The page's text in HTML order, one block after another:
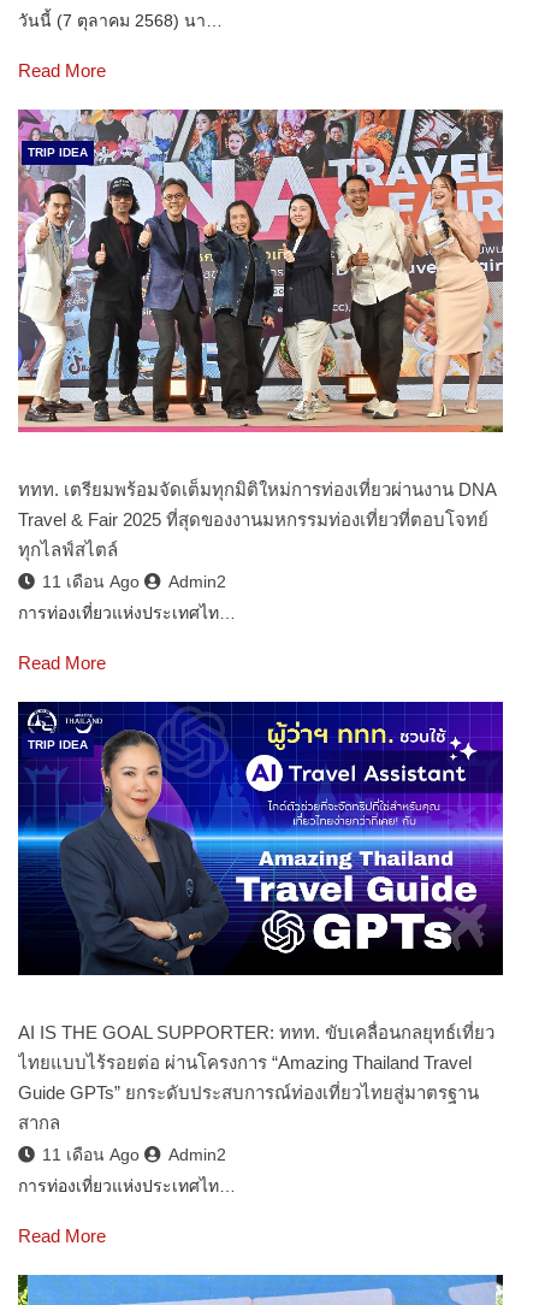
วันนี้ (7 ตุลาคม 2568) นา…
Read More
TRIP IDEA
ททท. เตรียมพร้อมจัดเต็มทุกมิติใหม่การท่องเที่ยวผ่านงาน DNA
Travel & Fair 2025 ที่สุดของงานมหกรรมท่องเที่ยวที่ตอบโจทย์
ทุกไลฟ์สไตล์
11 เดือน Ago
Admin2
การท่องเที่ยวแห่งประเทศไท…
Read More
TRIP IDEA
AI IS THE GOAL SUPPORTER: ททท. ขับเคลื่อนกลยุทธ์เที่ยว
ไทยแบบไร้รอยต่อ ผ่านโครงการ “Amazing Thailand Travel
Guide GPTs” ยกระดับประสบการณ์ท่องเที่ยวไทยสู่มาตรฐาน
สากล
11 เดือน Ago
Admin2
การท่องเที่ยวแห่งประเทศไท…
Read More